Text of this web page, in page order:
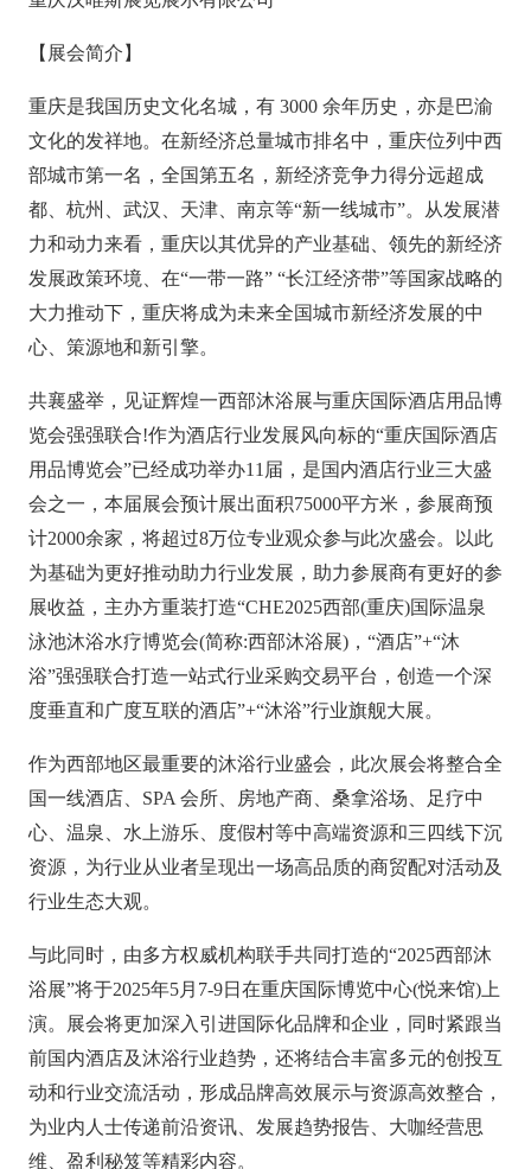
【 展会简介 】
重庆是我国历史文化名城，有 3000 余年历史，亦是巴渝
文化的发祥地。在新经济总量城市排名中，重庆位列中西
部城市第一名，全国第五名，新经济竞争力得分远超成
都、杭州、武汉、天津、南京等“新一线城市”。从发展潜
力和动力来看，重庆以其优异的产业基础、领先的新经济
发展政策环境、在“一带一路” “长江经济带”等国家战略的
大力推动下，重庆将成为未来全国城市新经济发展的中
心、策源地和新引擎。
共襄盛举，见证辉煌一西部沐浴展与重庆国际酒店用品博
览会强强联合!作为酒店行业发展风向标的“重庆国际酒店
用品博览会”已经成功举办11届，是国内酒店行业三大盛
会之一，本届展会预计展出面积75000平方米，参展商预
计2000余家，将超过8万位专业观众参与此次盛会。以此
为基础为更好推动助力行业发展，助力参展商有更好的参
展收益，主办方重装打造“CHE2025西部(重庆)国际温泉
泳池沐浴水疗博览会(简称:西部沐浴展)，“酒店”+“沐
浴”强强联合打造一站式行业采购交易平台，创造一个深
度垂直和广度互联的酒店”+“沐浴”行业旗舰大展。
作为西部地区最重要的沐浴行业盛会，此次展会将整合全
国一线酒店、 SPA 会所、房地产商、桑拿浴场、足疗中
心、温泉、水上游乐、度假村等中高端资源和三四线下沉
资源，为行业从业者呈现出一场高品质的商贸配对活动及
行业生态大观。
与此同时，由多方权威机构联手共同打造的“2025西部沐
浴展”将于2025年5月7-9日在重庆国际博览中心(悦来馆)上
演。展会将更加深入引进国际化品牌和企业，同时紧跟当
前国内酒店及沐浴行业趋势，还将结合丰富多元的创投互
动和行业交流活动，形成品牌高效展示与资源高效整合，
为业内人士传递前沿资讯、发展趋势报告、大咖经营思
维、盈利秘笈等精彩内容。